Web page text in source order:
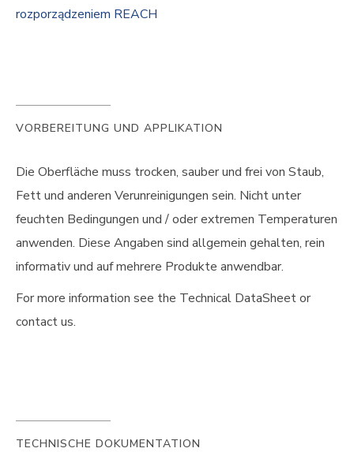
rozporządzeniem REACH
VORBEREITUNG UND APPLIKATION
Die Oberfläche muss trocken, sauber und frei von Staub,
Fett und anderen Verunreinigungen sein. Nicht unter
feuchten Bedingungen und / oder extremen Temperaturen
anwenden. Diese Angaben sind allgemein gehalten, rein
informativ und auf mehrere Produkte anwendbar.
For more information see the Technical DataSheet or
contact us.
TECHNISCHE DOKUMENTATION